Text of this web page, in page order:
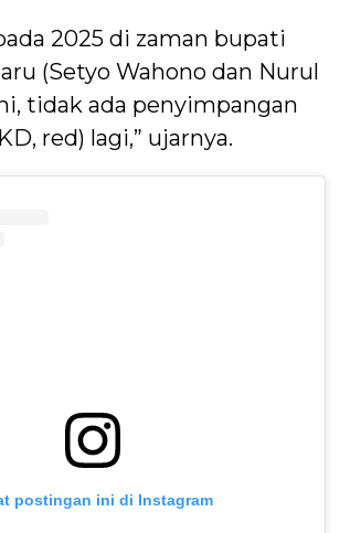
2025 di zaman bupati
(Setyo Wahono dan Nurul
tidak ada penyimpangan
red) lagi,” ujarnya.
postingan ini di Instagram